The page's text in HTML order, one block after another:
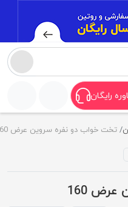
خواب دو نفره سروین عرض 160
160